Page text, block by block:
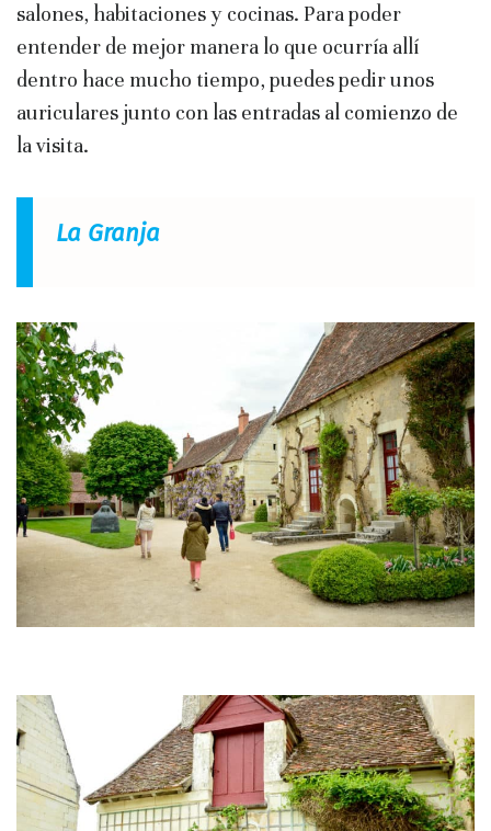
salones, habitaciones y cocinas. Para poder
entender de mejor manera lo que ocurría allí
dentro hace mucho tiempo, puedes pedir unos
auriculares junto con las entradas al comienzo de
la visita.
La Granja